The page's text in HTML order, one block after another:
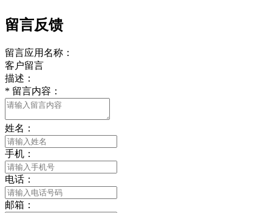
留言反馈
留言应用名称：
客户留言
描述：
* 留言内容：
姓名：
手机：
电话：
邮箱：